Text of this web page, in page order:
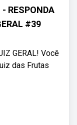
RESPONDA
#39
GERAL! Você
das Frutas